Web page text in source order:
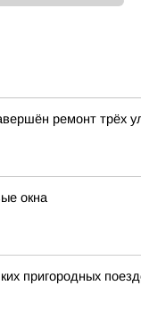
ремонт трёх
окна
пригородных